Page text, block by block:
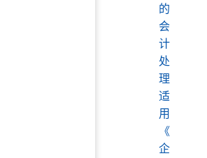
的
会
计
处
理
适
用
《
企